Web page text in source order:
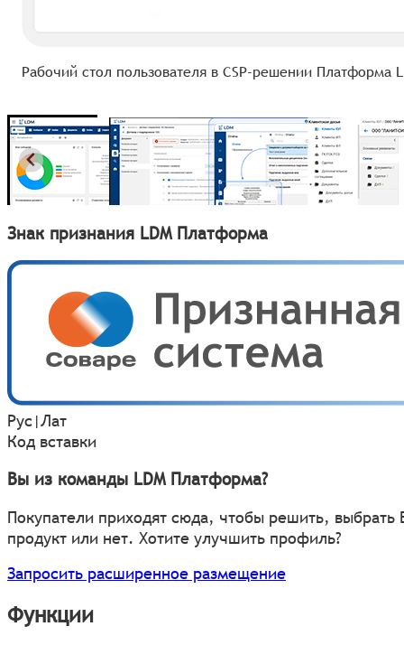
Рабочий стол пользователя в CSP-решении Платформа
Знак признания LDM Платформа
Рус|Лат
Код вставки
Вы из команды LDM Платформа?
Покупатели приходят сюда, чтобы решить, выбрать
продукт или нет. Хотите улучшить профиль?
Запросить расширенное размещение
Функции